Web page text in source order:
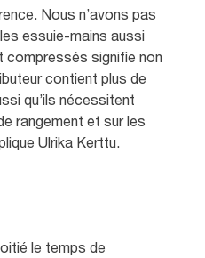
Nous n’avons pas
essuie-mains aussi
compressés signifie non
contient plus de
qu’ils nécessitent
rangement et sur les
Ulrika Kerttu.
le temps de